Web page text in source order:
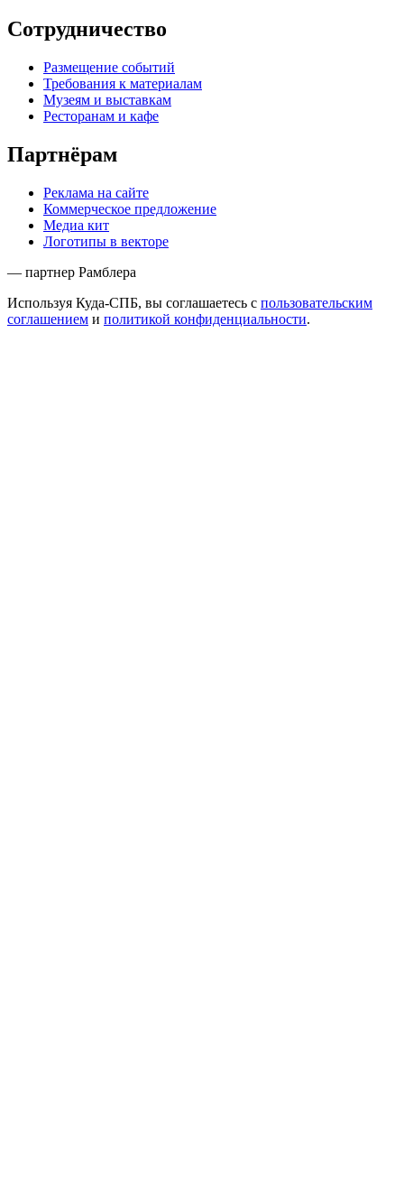
Сотрудничество
Размещение событий
Требования к материалам
Музеям и выставкам
Ресторанам и кафе
Партнёрам
Реклама на сайте
Коммерческое предложение
Медиа кит
Логотипы в векторе
— партнер Рамблера
Используя Куда-СПБ, вы соглашаетесь с пользовательским
соглашением и политикой конфиденциальности.